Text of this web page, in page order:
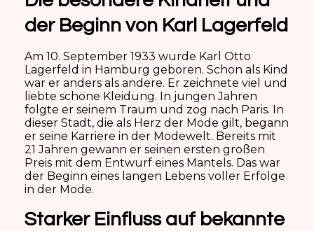
der Beginn von Karl Lagerfeld
Am 10. September 1933 wurde Karl Otto
Lagerfeld in Hamburg geboren. Schon als Kind
war er anders als andere. Er zeichnete viel und
liebte schöne Kleidung. In jungen Jahren
folgte er seinem Traum und zog nach Paris. In
dieser Stadt, die als Herz der Mode gilt, begann
er seine Karriere in der Modewelt. Bereits mit
21 Jahren gewann er seinen ersten großen
Preis mit dem Entwurf eines Mantels. Das war
der Beginn eines langen Lebens voller Erfolge
in der Mode.
Starker Einfluss auf bekannte